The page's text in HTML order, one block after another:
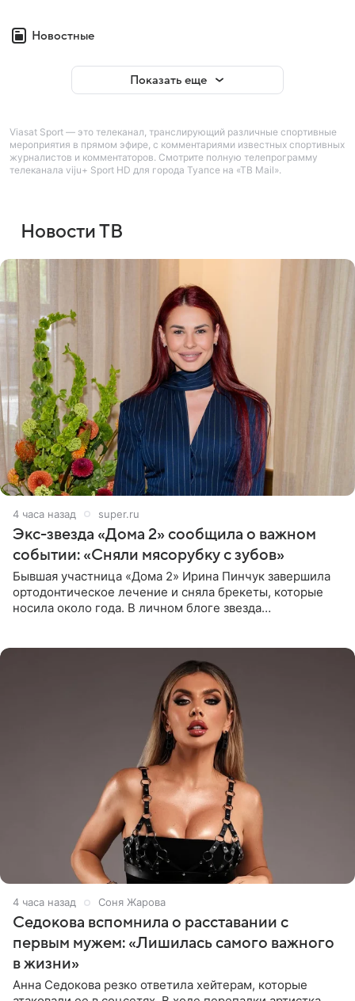
Новостные
Показать еще
Viasat Sport — это телеканал, транслирующий различные спортивные
мероприятия в прямом эфире, с комментариями известных спортивных
журналистов и комментаторов. Смотрите полную телепрограмму
телеканала viju+ Sport HD для города Туапсе на «ТВ Mail».
Новости ТВ
4 часа назад super.ru
Экс-звезда «Дома 2» сообщила о важном
событии: «Сняли мясорубку с зубов»
Бывшая участница «Дома 2» Ирина Пинчук завершила
ортодонтическое лечение и сняла брекеты, которые
носила около года. В личном блоге звезда
4 часа назад Соня Жарова
Седокова вспомнила о расставании с
первым мужем: «Лишилась самого важного
в жизни»
Анна Седокова резко ответила хейтерам, которые